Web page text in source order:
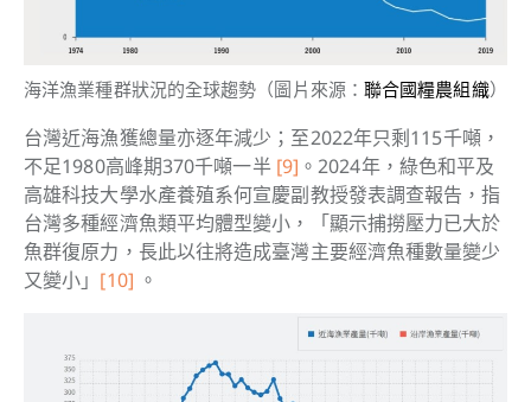
海洋漁業種群狀況的全球趨勢（圖片來源： 聯合國糧農組織）
台灣近海漁獲總量亦逐年減少；至2022年只剩115千噸，
不足1980高峰期370千噸一半 [9] 。2024年，綠色和平及
高雄科技大學水產養殖系何宣慶副教授發表調查報告，指
台灣多種經濟魚類平均體型變小，「顯示捕撈壓力已大於
魚群復原力，長此以往將造成臺灣主要經濟魚種數量變少
又變小」 [10] 。